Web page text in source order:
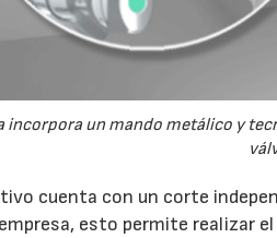
incorpora un mando metálico y
cuenta con un corte
esto permite realizar